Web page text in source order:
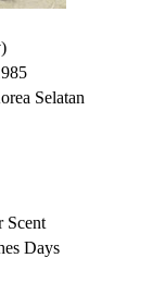
)
Selatan
Scent
Days